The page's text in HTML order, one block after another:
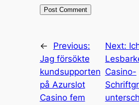
←
Previous:
Jag försökte
kundsupporten
på Azurslot
Casino fem
Next:
Casino-